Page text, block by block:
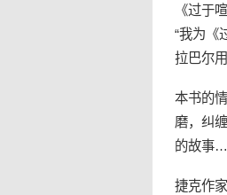
《过于
“我为《
拉巴尔
本书的
磨，纠
的故事
捷克作